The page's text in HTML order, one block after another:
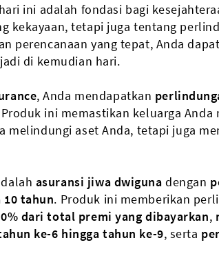
ini adalah fondasi bagi
kekayaan, tetapi juga tentang
perencanaan yang tepat, Anda
di kemudian hari.
, Anda mendapatkan
ini memastikan keluarga Anda
melindungi aset Anda, tetapi juga
asuransi jiwa dwiguna dengan
10 tahun. Produk ini memberikan
dari total premi yang dibayarkan,
ke-6 hingga tahun ke-9, serta